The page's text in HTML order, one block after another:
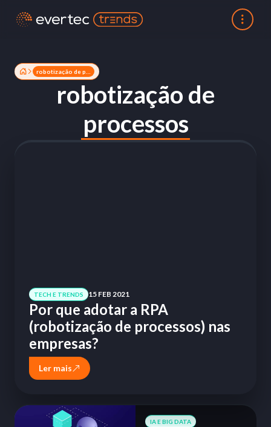
robotização de
processos
TECH E TRENDS 15 FEB 2021
Por que adotar a RPA
(robotização de processos) nas
empresas?
Ler mais
IA E BIG DATA